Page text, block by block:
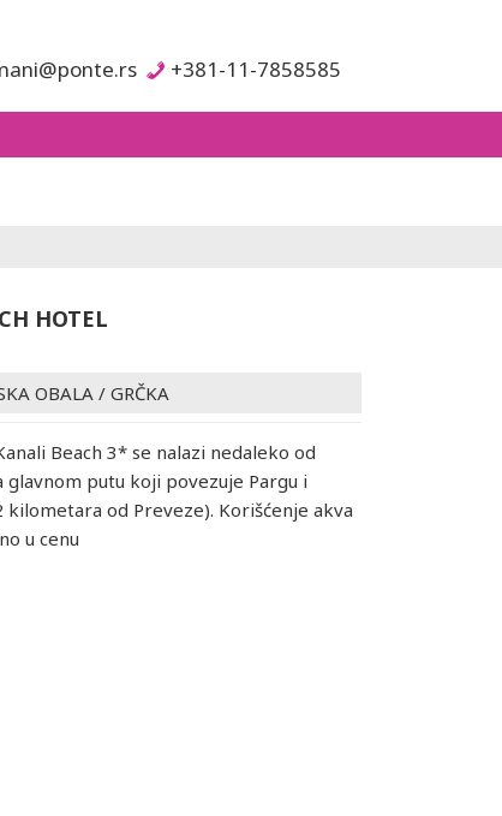
+381-11-7858585
HOTEL
OBALA / GRČKA
Beach 3* se nalazi nedaleko od
glavnom putu koji povezuje Pargu i
kilometara od Preveze). Korišćenje akva
u cenu